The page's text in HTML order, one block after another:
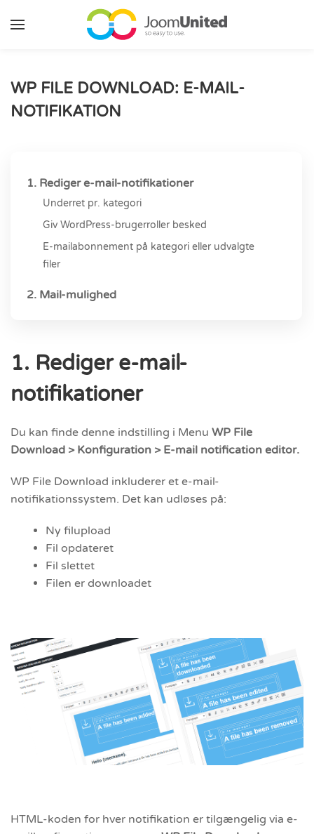
Gå til hovedindhold
WP FILE DOWNLOAD: E-MAIL-
NOTIFIKATION
1. Rediger e-mail-notifikationer
Underret pr. kategori
Giv WordPress-brugerroller besked
E-mailabonnement på kategori eller udvalgte
filer
2. Mail-mulighed
1. Rediger e-mail-
notifikationer
Du kan finde denne indstilling i Menu WP File
Download > Konfiguration > E-mail notification editor.
WP File Download inkluderer et e-mail-
notifikationssystem. Det kan udløses på:
Ny filupload
Fil opdateret
Fil slettet
Filen er downloadet
HTML-koden for hver notifikation er tilgængelig via e-